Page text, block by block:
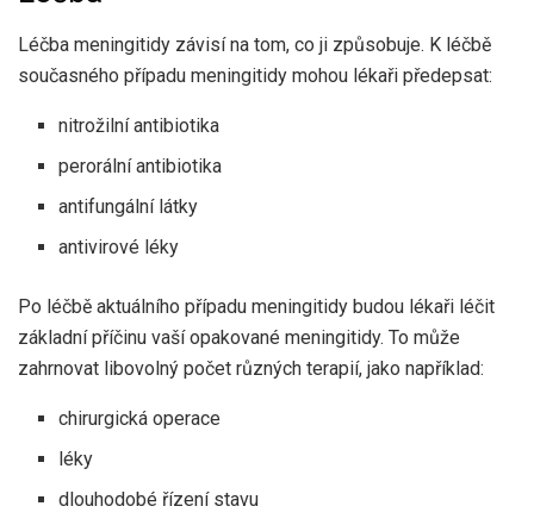
Léčba meningitidy závisí na tom, co ji způsobuje. K léčbě
současného případu meningitidy mohou lékaři předepsat:
nitrožilní antibiotika
perorální antibiotika
antifungální látky
antivirové léky
Po léčbě aktuálního případu meningitidy budou lékaři léčit
základní příčinu vaší opakované meningitidy. To může
zahrnovat libovolný počet různých terapií, jako například:
chirurgická operace
léky
dlouhodobé řízení stavu